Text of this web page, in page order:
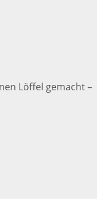
Löffel gemacht –